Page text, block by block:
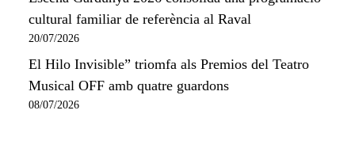
cultural familiar de referència al Raval
20/07/2026
El Hilo Invisible” triomfa als Premios del Teatro
Musical OFF amb quatre guardons
08/07/2026